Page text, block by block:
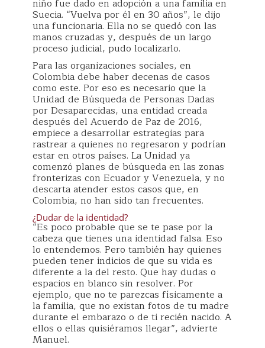
niño fue dado en adopción a una familia en
Suecia. “Vuelva por él en 30 años”, le dijo
una funcionaria. Ella no se quedó con las
manos cruzadas y, después de un largo
proceso judicial, pudo localizarlo.
Para las organizaciones sociales, en
Colombia debe haber decenas de casos
como este. Por eso es necesario que la
Unidad de Búsqueda de Personas Dadas
por Desaparecidas, una entidad creada
después del Acuerdo de Paz de 2016,
empiece a desarrollar estrategias para
rastrear a quienes no regresaron y podrían
estar en otros países. La Unidad ya
comenzó planes de búsqueda en las zonas
fronterizas con Ecuador y Venezuela, y no
descarta atender estos casos que, en
Colombia, no han sido tan frecuentes.
¿Dudar de la identidad?
“Es poco probable que se te pase por la
cabeza que tienes una identidad falsa. Eso
lo entendemos. Pero también hay quienes
pueden tener indicios de que su vida es
diferente a la del resto. Que hay dudas o
espacios en blanco sin resolver. Por
ejemplo, que no te parezcas físicamente a
la familia, que no existan fotos de tu madre
durante el embarazo o de ti recién nacido. A
ellos o ellas quisiéramos llegar”, advierte
Manuel.